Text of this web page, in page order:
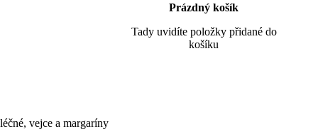
vejce a margaríny
Prázdný košík
Tady uvidíte položky přidané do
košíku